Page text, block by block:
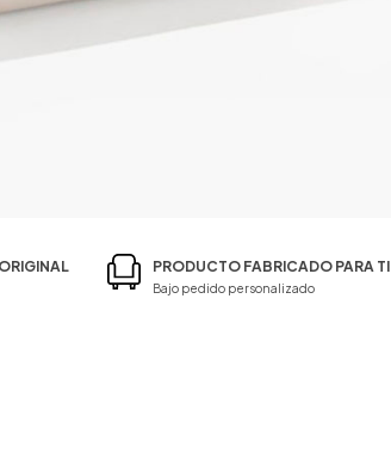
PRODUCTO FABRICADO PARA TI
Bajo pedido personalizado